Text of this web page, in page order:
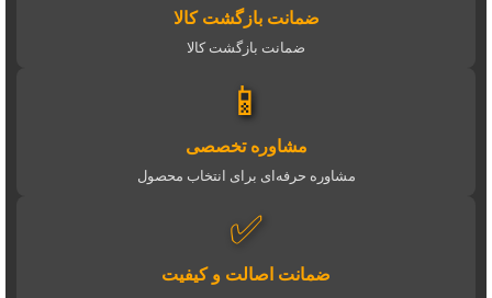
ضمانت بازگشت کالا
ضمانت بازگشت کالا
📱
مشاوره تخصصی
مشاوره حرفه‌ای برای انتخاب محصول
✅
ضمانت اصالت و کیفیت